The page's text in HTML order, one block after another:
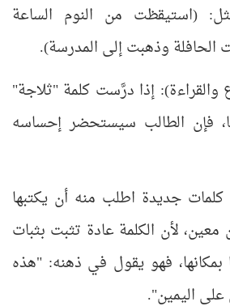
(استيقظت من النوم الساعة
الحافلة وذهبت إلى المدرسة).
والقراءة): إذا درَّست كلمة "ثلاجة"
فإن الطالب سيستحضر إحساسه
جديدة اطلب منه أن يكتبها
لأن الكلمة عادة تثبت بثبات
بمكانها، فهو يقول في ذهنه: "هذه
اليمين".